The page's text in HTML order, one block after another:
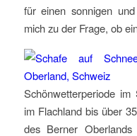
für einen sonnigen
mich zu der Frage, ob
Schönwetterperiode
im Flachland bis über
des Berner Oberlands